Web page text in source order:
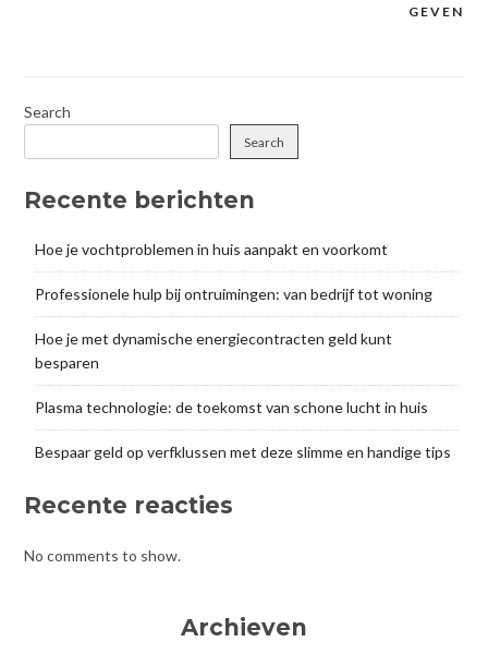
GEVEN
Search
Search
Recente berichten
Hoe je vochtproblemen in huis aanpakt en voorkomt
Professionele hulp bij ontruimingen: van bedrijf tot woning
Hoe je met dynamische energiecontracten geld kunt
besparen
Plasma technologie: de toekomst van schone lucht in huis
Bespaar geld op verfklussen met deze slimme en handige tips
Recente reacties
No comments to show.
Archieven